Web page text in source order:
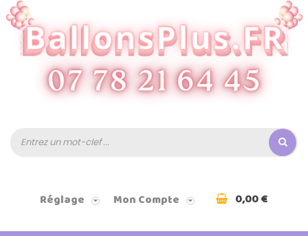
Réglage Mon Compte 0,00 €